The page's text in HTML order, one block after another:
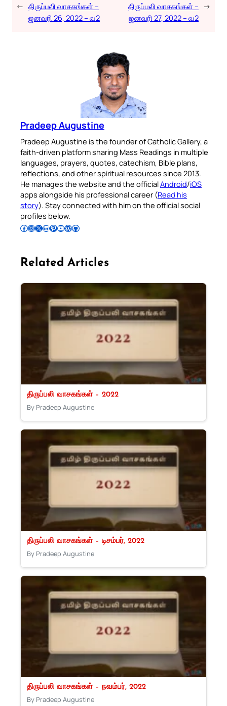
← திருப்பலி வாசகங்கள் –
ஜனவரி 26, 2022 – வ2
திருப்பலி வாசகங்கள் –
ஜனவரி 27, 2022 – வ2
→
Pradeep Augustine
Pradeep Augustine is the founder of Catholic Gallery, a
faith-driven platform sharing Mass Readings in multiple
languages, prayers, quotes, catechism, Bible plans,
reflections, and other spiritual resources since 2013.
He manages the website and the officialAndroid/iOS
apps alongside his professional career (Read his
story). Stay connected with him on the official social
profiles below.
Follow Pradeep on Facebook Follow Pradeep on InstagramFollow Pradeep on X Follow Pradeep on LinkedIn Follow Pradeep on Pinterest Subscribe to Pradeep’s Youtube Channel Follow Pradeep on WordPress Follow Pradeep on GitHub
Related Articles
திருப்பலி வாசகங்கள் – 2022
By Pradeep Augustine
திருப்பலி வாசகங்கள் – டிசம்பர், 2022
By Pradeep Augustine
திருப்பலி வாசகங்கள் – நவம்பர், 2022
By Pradeep Augustine